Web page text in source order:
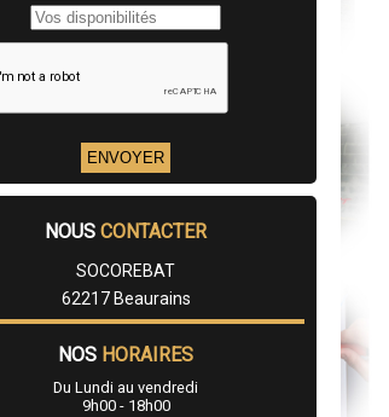
NOUS CONTACTER
SOCOREBAT
62217 Beaurains
NOS HORAIRES
Du Lundi au vendredi
9h00 - 18h00